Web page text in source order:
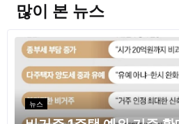
많이 본 뉴스
뉴스